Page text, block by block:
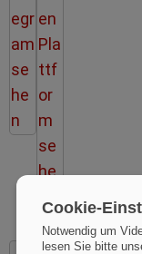
Cookie-
Notwendig um
lesen Sie bitte